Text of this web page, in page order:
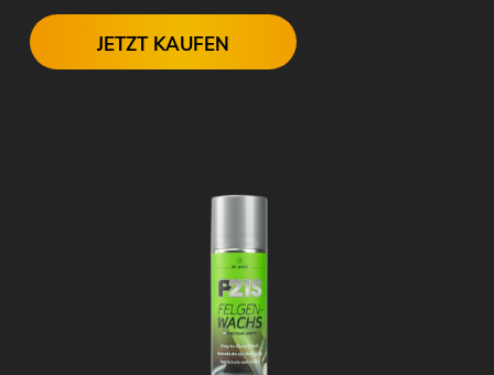
JETZT KAUFEN